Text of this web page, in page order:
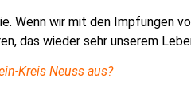
Wenn wir mit den Impfungen
das wieder sehr unserem
Kreis Neuss aus?